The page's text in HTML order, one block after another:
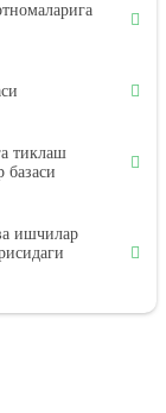
тиклаш
базаси
ишчилар